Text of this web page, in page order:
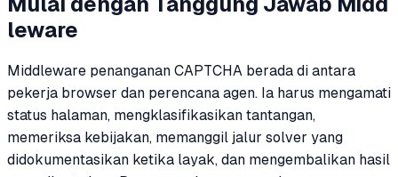
leware
Middleware penanganan CAPTCHA berada di antara
pekerja browser dan perencana agen. Ia harus mengamati
status halaman, mengklasifikasikan tantangan,
memeriksa kebijakan, memanggil jalur solver yang
didokumentasikan ketika layak, dan mengembalikan hasil